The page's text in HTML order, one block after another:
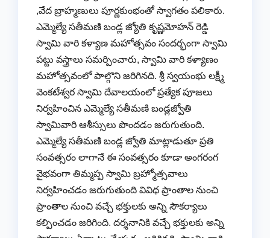
,వేద బ్రాహ్మణులు పూర్ణకుంభంతో స్వాగతం పలికారు.
ఎమ్మెల్యే సతీమణి బండ్ల జ్యోతి కృష్ణమోహన్ రెడ్డి
స్వామి వారి కళ్యాణ మహోత్సవం సందర్భంగా స్వామి
పట్టు వస్త్రాలు సమర్పించారు, స్వామి వారి కళ్యాణం
మహోత్సవంలో పాల్గొని జరిగినది. శ్రీ స్వయంభు లక్ష్మీ
వెంకటేశ్వర స్వామి దేవాలయంలో ప్రత్యేక పూజలు
నిర్వహించిన ఎమ్మెల్యే సతీమణి బండ్లజ్వోతి
స్వామివారి ఆశీస్సులు పొందడం జరుగుతుంది.
ఎమ్మెల్యే సతీమణి బండ్ల జ్వోతి మాట్లాడుతూ ప్రతి
సంవత్సరం లాగానే ఈ సంవత్సరం కూడా అంగరంగ
వైభవంగా తిమ్మప్ప స్వామి బ్రహ్మోత్సవాలు
నిర్వహించడం జరుగుతుంది వివిధ ప్రాంతాల నుంచి
ప్రాంతాల నుంచి వచ్చే భక్తులకు అన్ని సౌకర్యాలు
కల్పించడం జరిగింది. దర్శనానికి వచ్చే భక్తులకు అన్ని